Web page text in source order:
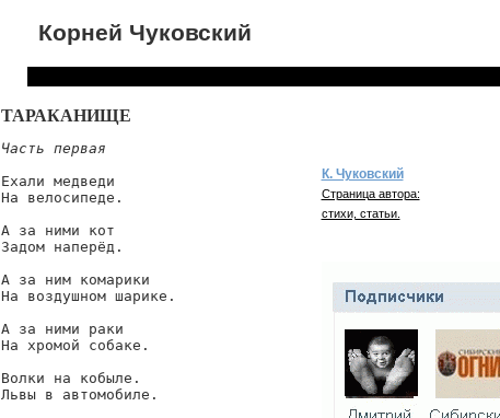
Корней Чуковский
ТАРАКАНИЩЕ
Часть первая
Ехали медведи
На велосипеде.
А за ними кот
Задом наперёд.
А за ним комарики
На воздушном шарике.
А за ними раки
На хромой собаке.
Волки на кобыле.
Львы в автомобиле.
К. Чуковский
Страница автора:
стихи, статьи.